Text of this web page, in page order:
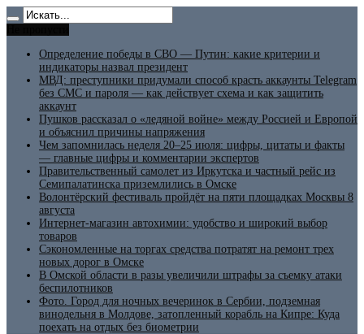
Определение победы в СВО — Путин: какие критерии и
индикаторы назвал президент
МВД: преступники придумали способ красть аккаунты Telegram
без СМС и пароля — как действует схема и как защитить
аккаунт
Пушков рассказал о «ледяной войне» между Россией и Европой
и объяснил причины напряжения
Чем запомнилась неделя 20–25 июля: цифры, цитаты и факты
— главные цифры и комментарии экспертов
Правительственный самолет из Иркутска и частный рейс из
Семипалатинска приземлились в Омске
Волонтёрский фестиваль пройдёт на пяти площадках Москвы 8
августа
Интернет-магазин автохимии: удобство и широкий выбор
товаров
Сэкономленные на торгах средства потратят на ремонт трех
новых дорог в Омске
В Омской области в разы увеличили штрафы за съемку атаки
беспилотников
Фото. Город для ночных вечеринок в Сербии, подземная
винодельня в Молдове, затопленный корабль на Кипре: Куда
поехать на отдых без биометрии